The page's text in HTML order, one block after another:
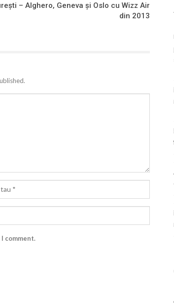
– Alghero, Geneva şi Oslo cu Wizz Air
din 2013
comment.